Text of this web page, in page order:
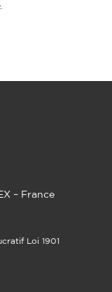
– France
Loi 1901